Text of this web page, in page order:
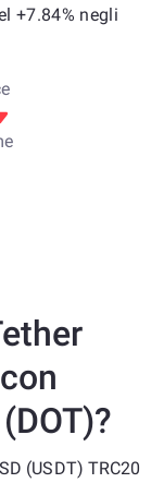
+7.84% negli
(USDT) TRC20